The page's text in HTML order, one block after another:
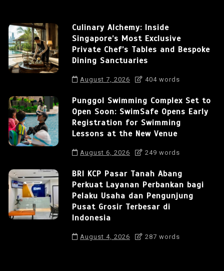
Culinary Alchemy: Inside
Singapore’s Most Exclusive
Private Chef’s Tables and Bespoke
Dining Sanctuaries
August 7, 2026 404 words
Punggol Swimming Complex Set to
Open Soon: SwimSafe Opens Early
Registration for Swimming
Lessons at the New Venue
August 6, 2026 249 words
BRI KCP Pasar Tanah Abang
Perkuat Layanan Perbankan bagi
Pelaku Usaha dan Pengunjung
Pusat Grosir Terbesar di
Indonesia
August 4, 2026 287 words